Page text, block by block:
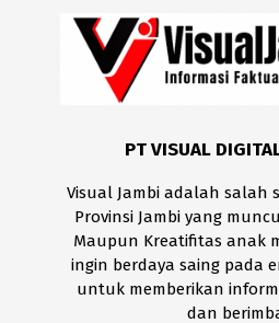
PT VISUAL
Visual Jambi adalah salah
Provinsi Jambi yang
Maupun Kreatifitas anak
ingin berdaya saing pada
untuk memberikan
dan